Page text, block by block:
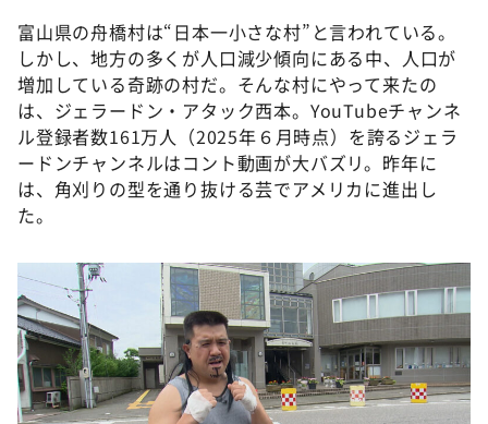
ザキ山小屋本館
ぺこぱのまるスポ
アナ回覧板
富山県の舟橋村は“日本一小さな村”と言われている。
しかし、地方の多くが人口減少傾向にある中、人口が
増加している奇跡の村だ。そんな村にやって来たの
は、ジェラードン・アタック西本。YouTubeチャンネ
ル登録者数161万人（2025年６月時点）を誇るジェラ
ードンチャンネルはコント動画が大バズリ。昨年に
は、角刈りの型を通り抜ける芸でアメリカに進出し
た。